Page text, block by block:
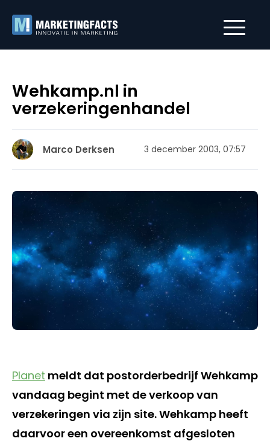
Wehkamp.nl in
verzekeringenhandel
Marco Derksen 3 december 2003, 07:57
Planet meldt dat postorderbedrijf Wehkamp
vandaag begint met de verkoop van
verzekeringen via zijn site. Wehkamp heeft
daarvoor een overeenkomst afgesloten